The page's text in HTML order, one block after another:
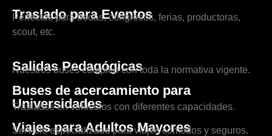
Traslado para Eventos
Perfectos para bodas, congresos, ferias, productoras,
scout, etc.
Salidas Pedagógicas
Nuestros buses cumplen con toda la normativa vigente.
Buses de acercamiento para
Universidades
Traslados en vehículos con diferentes capacidades.
Viajes para Adultos Mayores
Servicio especializado para viajes cómodos y seguros.